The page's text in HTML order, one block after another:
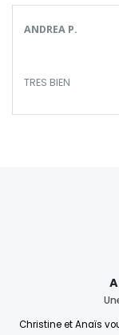
ANDREA P.
TRES BIEN
Christine et Anaïs